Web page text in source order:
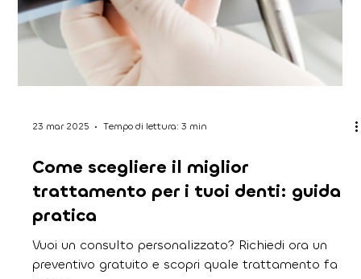
25 mar 2025 Tempo di lettura: 4 min
Denti fissi anche senza osso? Scopri
le tecniche avanzate di
implantologia